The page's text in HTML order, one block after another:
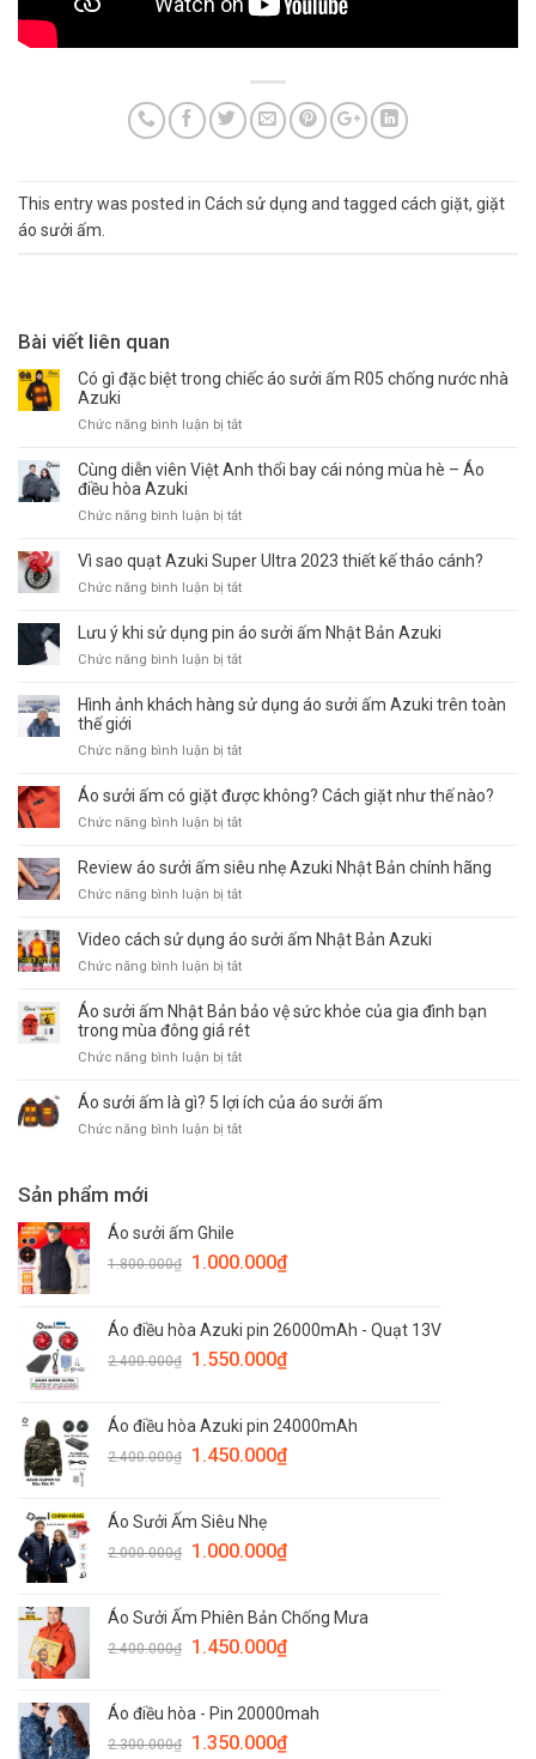
This entry was posted in Cách sử dụng and tagged cách giặt, giặt
áo sưởi ấm
Bài viết liên quan
Có gì đặc biệt trong chiếc áo sưởi ấm R05 chống nước nhà
Azuki
Chức năng bình luận bị tắtở
gì
trong
áo
sưởi
R05
nước
Azuki
Cùng diễn viên Việt Anh thổi bay cái nóng mùa hè – Áo
điều hòa Azuki
Chức năng bình luận bị tắtở
diễn
Việt
thổi
bay
nóng
–
điều
hòa
Vì sao quạt Azuki Super Ultra 2023 thiết kế tháo cánh?
Chức năng bình luận bị tắtở
sao
Azuki
Ultra
thiết
tháo
cánh?
Lưu ý khi sử dụng pin áo sưởi ấm Nhật Bản Azuki
Chức năng bình luận bị tắtở
ý
dụng
áo
sưởi
Nhật
Azuki
Hình ảnh khách hàng sử dụng áo sưởi ấm Azuki trên toàn
thế giới
Chức năng bình luận bị tắtở
ảnh
khách
hàng
dụng
áo
ấm
trên
thế
giới
Áo sưởi ấm có giặt được không? Cách giặt như thế nào?
Chức năng bình luận bị tắtở
sưởi
có
được
không?
giặt
như
nào?
Review áo sưởi ấm siêu nhẹ Azuki Nhật Bản chính hãng
Chức năng bình luận bị tắtở
áo
ấm
nhẹ
Azuki
Nhật
chính
Video cách sử dụng áo sưởi ấm Nhật Bản Azuki
Chức năng bình luận bị tắtở
cách
sử
áo
ấm
Nhật
Áo sưởi ấm Nhật Bản bảo vệ sức khỏe của gia đình bạn
trong mùa đông giá rét
Chức năng bình luận bị tắtở
sưởi
Nhật
của
bạn
trong
mùa
rét
Áo sưởi ấm là gì? 5 lợi ích của áo sưởi ấm
Chức năng bình luận bị tắtở
lợi
áo
sưởi
Sản phẩm mới
Áo sưởi ấm Ghile
1.800.000₫ 1.000.000₫
Áo điều hòa Azuki pin 26000mAh - Quạt 13V
2.400.000₫ 1.550.000₫
Áo điều hòa Azuki pin 24000mAh
2.400.000₫ 1.450.000₫
Áo Sưởi Ấm Siêu Nhẹ
2.000.000₫ 1.000.000₫
Áo Sưởi Ấm Phiên Bản Chống Mưa
2.400.000₫ 1.450.000₫
Áo điều hòa - Pin 20000mah
2.300.000₫ 1.350.000₫